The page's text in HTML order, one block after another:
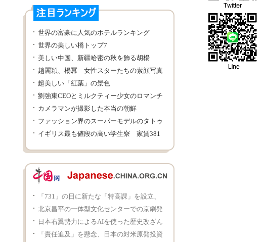
世界の富豪に人気のホテルランキング
世界の美しい橋トップ7
美しい中国、新疆哈密の秋を飾る胡楊
趙麗穎、楊冪 女性スターたちの素顔写真
超美しい「紅葉」の景色
劉強東CEOとミルクティー少女のロマンチ
ックな結婚式
カメラマンが撮影した本当の朝鮮
ファッション界のスーパーモデルのタトゥ
ー
イギリス最も値段の高い学生寮 家賃381